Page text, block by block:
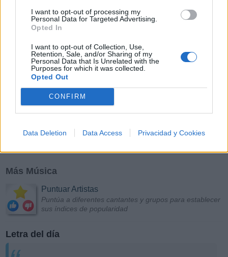
I want to opt-out of processing my
Personal Data for Targeted Advertising.
Opted In
I want to opt-out of Collection, Use,
Retention, Sale, and/or Sharing of my
Personal Data that Is Unrelated with the
Purposes for which it was collected.
Opted Out
CONFIRM
Data Deletion Data Access Privacidad y Cookies
Más Música
Puntuar Artistas
Puntúa a diferentes cantantes y grupos para establecer
sus índices de popularidad
Letra del día